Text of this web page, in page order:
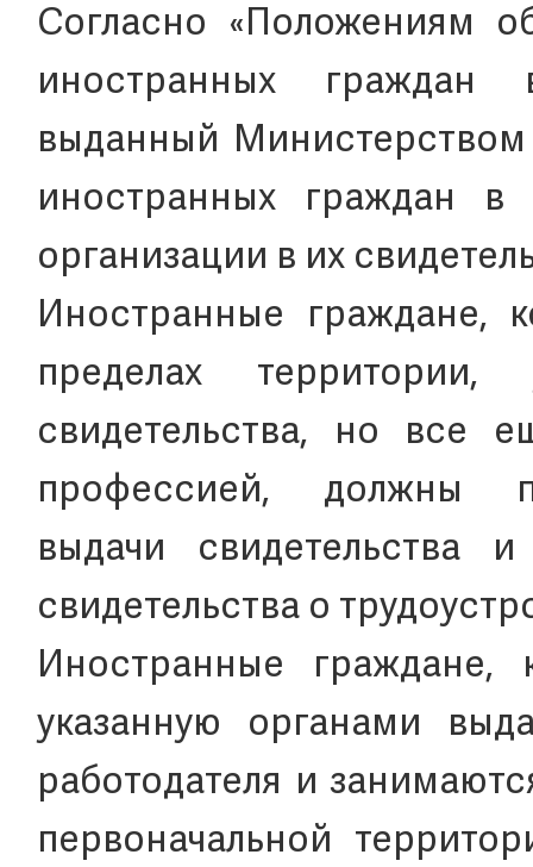
Согласно «Положениям
иностранных
выданный Министерством
иностранных граждан в
организации в их
Иностранные граждане,
пределах
свидетельства, но все
профессией, должны
выдачи свидетельства
свидетельства о
Иностранные граждане,
указанную органами
работодателя и
первоначальной